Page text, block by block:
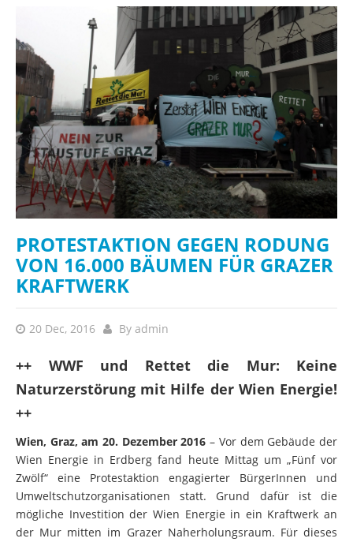
PROTESTAKTION GEGEN RODUNG
VON 16.000 BÄUMEN FÜR GRAZER
KRAFTWERK
20 Dec, 2016 By admin
++ WWF und Rettet die Mur: Keine
Naturzerstörung mit Hilfe der Wien Energie!
++
Wien, Graz, am 20. Dezember 2016 – Vor dem Gebäude der
Wien Energie in Erdberg fand heute Mittag um „Fünf vor
Zwölf“ eine Protestaktion engagierter BürgerInnen und
Umweltschutzorganisationen statt. Grund dafür ist die
mögliche Investition der Wien Energie in ein Kraftwerk an
der Mur mitten im Grazer Naherholungsraum. Für dieses